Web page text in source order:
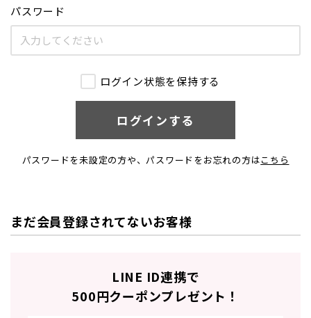
パスワード
ログイン状態を保持する
パスワードを未設定の方や、パスワードをお忘れの方はこちら
まだ会員登録されてないお客様
LINE ID連携で
500円クーポンプレゼント！